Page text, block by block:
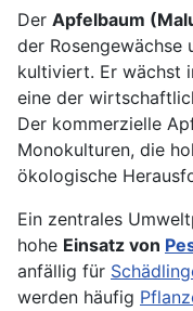
Der Apfelbaum
der Rosengewächse
kultiviert. Er wächst
eine der
Der kommerzielle
Monokulturen, die
ökologische
Ein zentrales
hohe Einsatz von
anfällig für
werden häufig